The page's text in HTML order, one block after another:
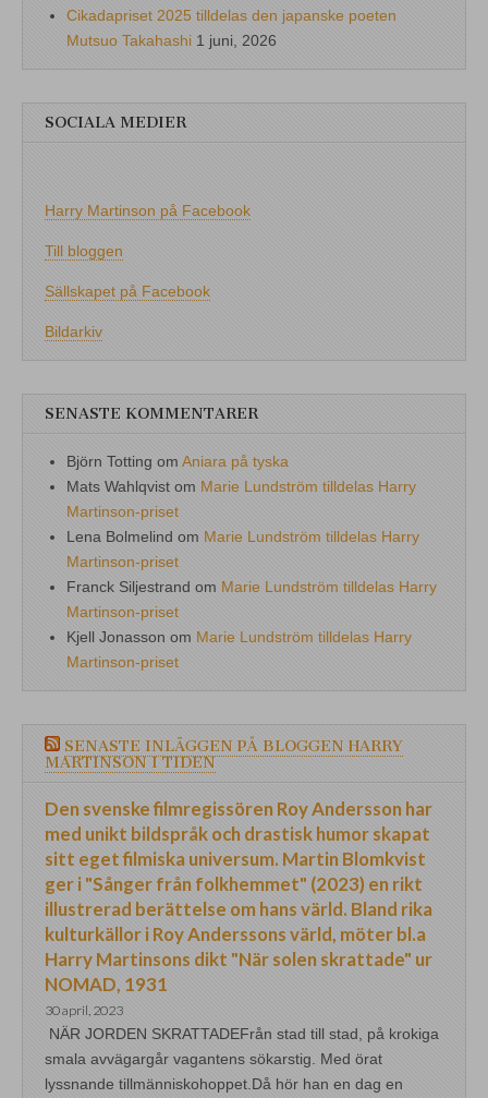
Cikadapriset 2025 tilldelas den japanske poeten
Mutsuo Takahashi 1 juni, 2026
SOCIALA MEDIER
Harry Martinson på Facebook
Till bloggen
Sällskapet på Facebook
Bildarkiv
SENASTE KOMMENTARER
Björn Totting om Aniara på tyska
Mats Wahlqvist om Marie Lundström tilldelas Harry
Martinson-priset
Lena Bolmelind om Marie Lundström tilldelas Harry
Martinson-priset
Franck Siljestrand om Marie Lundström tilldelas Harry
Martinson-priset
Kjell Jonasson om Marie Lundström tilldelas Harry
Martinson-priset
SENASTE INLÄGGEN PÅ BLOGGEN HARRY
MARTINSON I TIDEN
Den svenske filmregissören Roy Andersson har
med unikt bildspråk och drastisk humor skapat
sitt eget filmiska universum. Martin Blomkvist
ger i "Sånger från folkhemmet" (2023) en rikt
illustrerad berättelse om hans värld. Bland rika
kulturkällor i Roy Anderssons värld, möter bl.a
Harry Martinsons dikt "När solen skrattade" ur
NOMAD, 1931
30 april, 2023
NÄR JORDEN SKRATTADEFrån stad till stad, på krokiga
smala avvägargår vagantens sökarstig. Med örat
lyssnande tillmänniskohoppet.Då hör han en dag en